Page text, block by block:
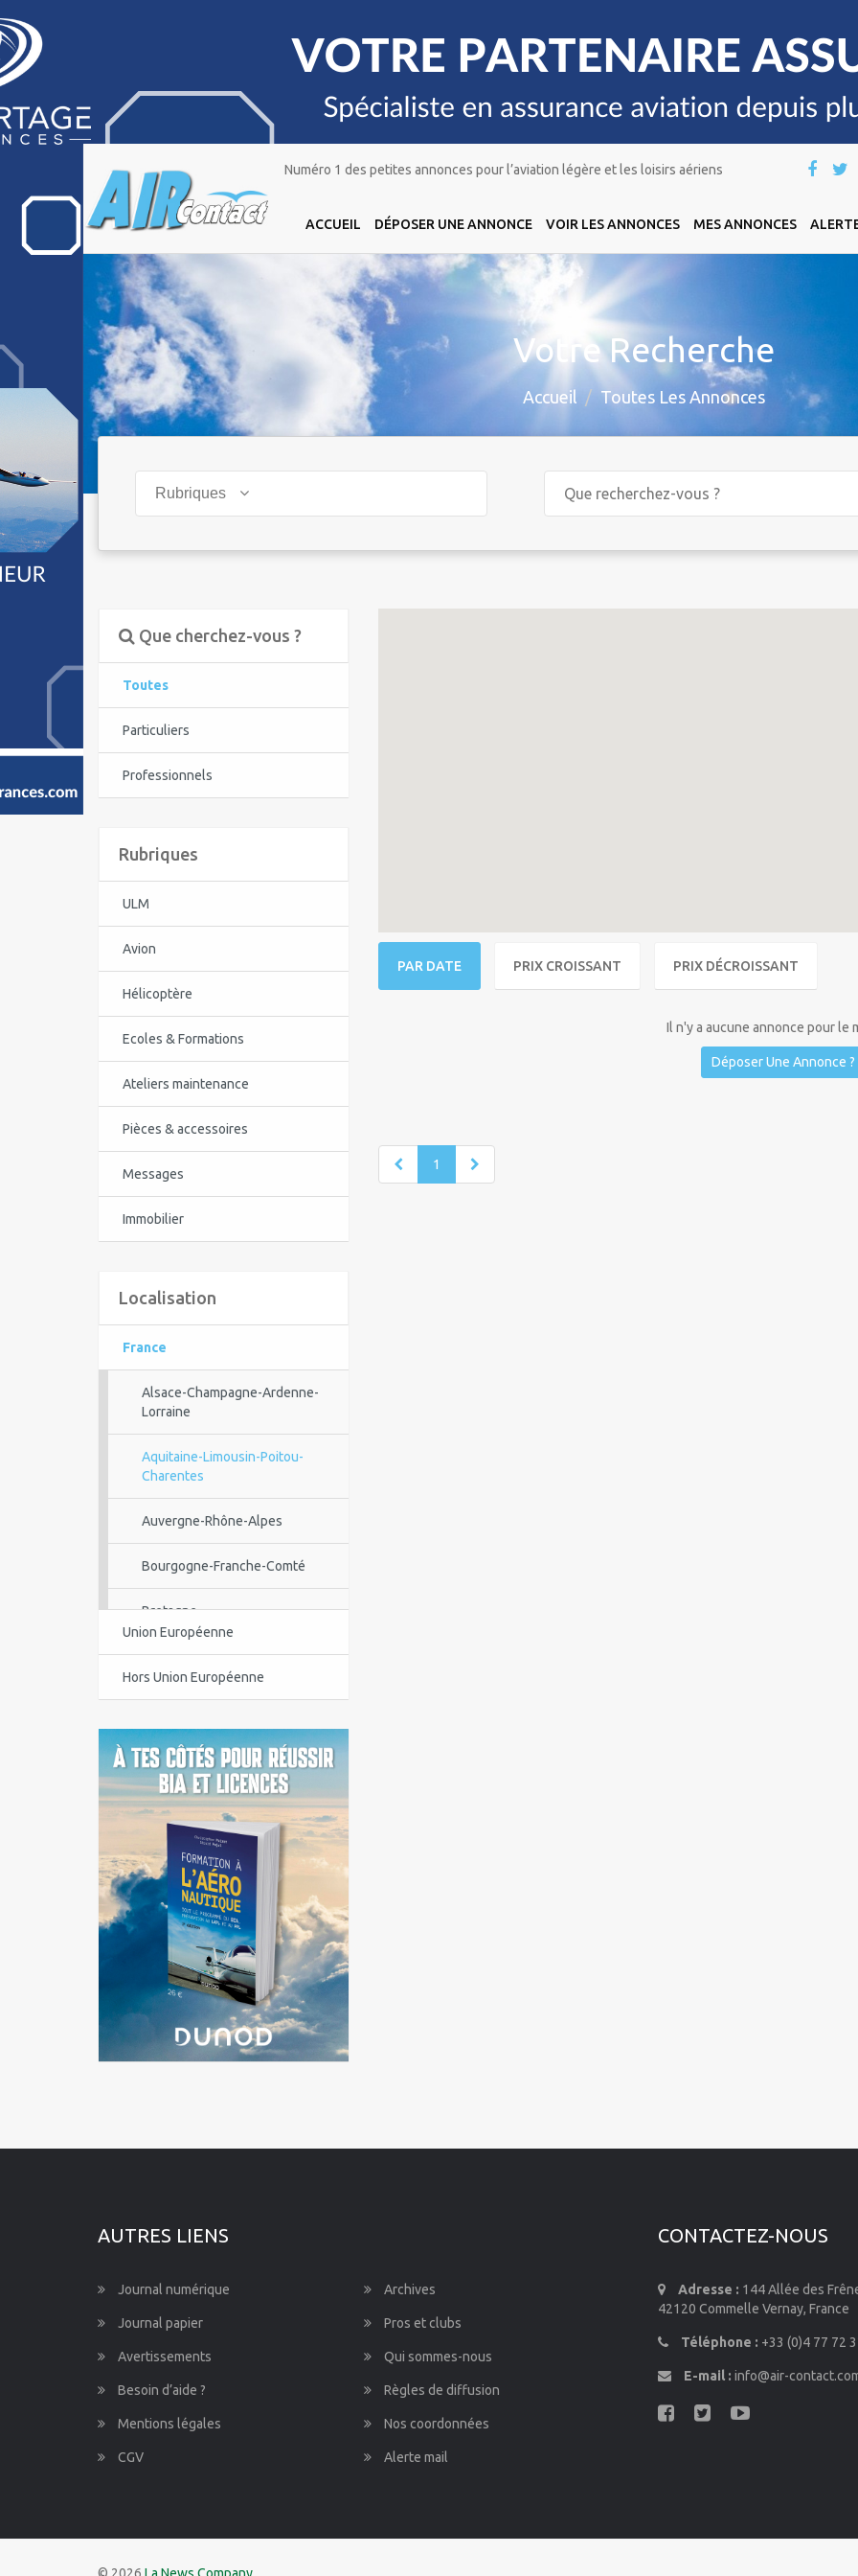
Numéro 1 des petites annonces pour l’aviation légère et les loisirs aériens
ACCUEIL DÉPOSER UNE ANNONCE VOIR LES ANNONCES MES ANNONCES
Votre Recherche
Accueil Toutes Les Annonces
Rubriques
Que cherchez-vous ?
Toutes
Particuliers
Professionnels
Rubriques
ULM
Avion
Hélicoptère
Ecoles & Formations
Ateliers maintenance
Pièces & accessoires
Messages
Immobilier
Localisation
France
Alsace-Champagne-Ardenne-
Lorraine
Aquitaine-Limousin-Poitou-
Charentes
Auvergne-Rhône-Alpes
Bourgogne-Franche-Comté
Bretagne
Centre-Val de Loire
Corse
Guadeloupe
Guyane
Île-de-France
La Réunion
Languedoc-Roussillon-Midi-
Pyrénées
Martinique
Mayotte
Union Européenne
Hors Union Européenne
PAR DATE PRIX CROISSANT PRIX DÉCROISSANT
Il n'y a aucune annonce pour le
Déposer Une Annonce ?
1
AUTRES LIENS
Journal numérique Archives
Journal papier Pros et clubs
Avertissements Qui sommes-nous
Besoin d’aide ? Règles de diffusion
Mentions légales Nos coordonnées
CGV Alerte mail
CONTACTEZ-NOUS
Adresse : 144 Allée des
42120 Commelle Vernay, France
Téléphone : +33 (0)4 77 72
E-mail : info@air-